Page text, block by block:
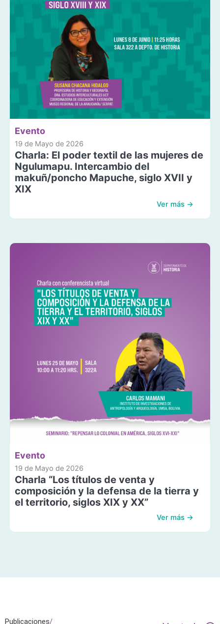
Evento
19 de Mayo de 2026
Charla: El poder textil de las mujeres de
Ngulumapu. Intercambio del
makuñ/poncho Mapuche, siglo XVII y
XIX
Ver más →
Evento
19 de Mayo de 2026
Charla “Los títulos de venta y
composición y la defensa de la tierra y
el territorio, siglos XIX y XX”
Ver más →
Publicaciones/